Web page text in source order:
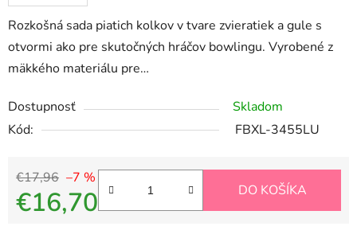
Rozkošná sada piatich kolkov v tvare zvieratiek a gule s
otvormi ako pre skutočných hráčov bowlingu. Vyrobené z
mäkkého materiálu pre…
Dostupnosť
Skladom
Kód:
FBXL-3455LU
€17,96 –7 %
€16,70 DO KOŠÍKA